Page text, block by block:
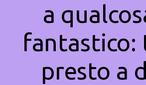
a
fantastico:
presto a